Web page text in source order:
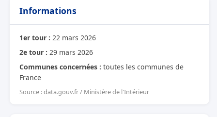
Informations
1er tour : 22 mars 2026
2e tour : 29 mars 2026
Communes concernées : toutes les communes de
France
Source : data.gouv.fr / Ministère de l'Intérieur